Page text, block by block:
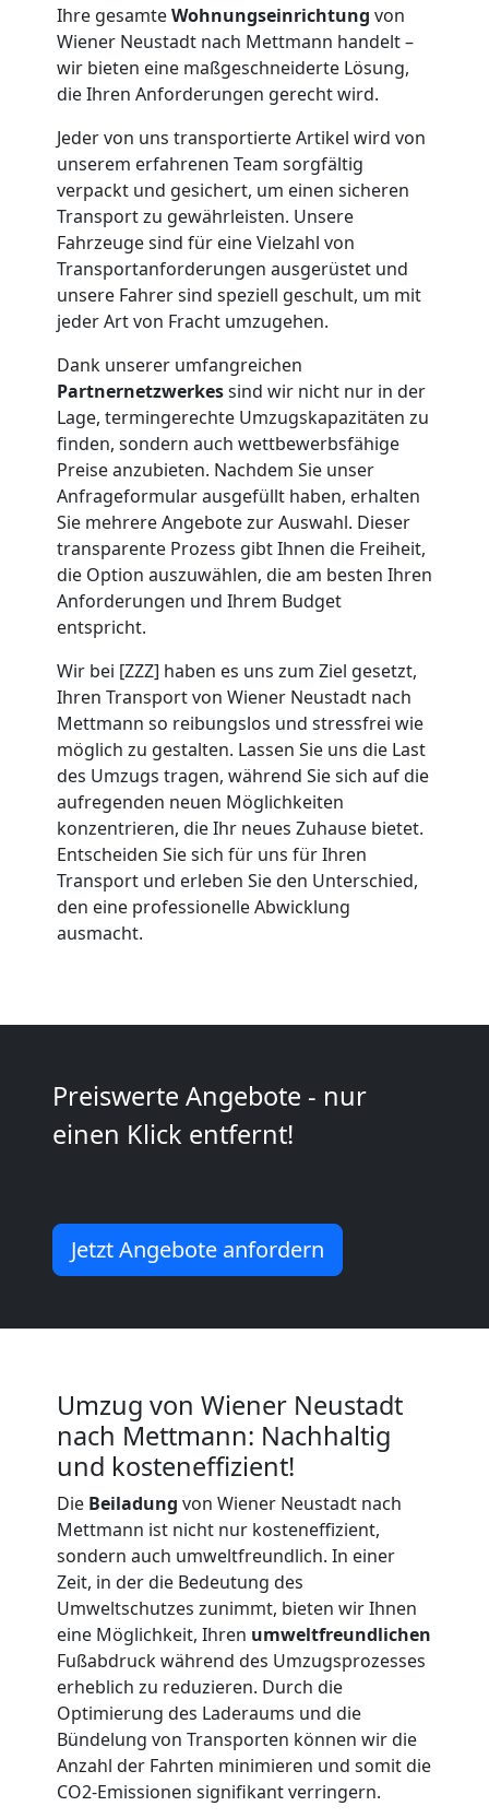
Ihre gesamteWohnungseinrichtung von
Wiener Neustadt nach Mettmann handelt –
wir bieten eine maßgeschneiderte Lösung,
die Ihren Anforderungen gerecht wird.
Jeder von uns transportierte Artikel wird von
unserem erfahrenen Team sorgfältig
verpackt und gesichert, um einen sicheren
Transport zu gewährleisten. Unsere
Fahrzeuge sind für eine Vielzahl von
Transportanforderungen ausgerüstet und
unsere Fahrer sind speziell geschult, um mit
jeder Art von Fracht umzugehen.
Dank unserer umfangreichen
Partnernetzwerkessind wir nicht nur in der
Lage, termingerechte Umzugskapazitäten zu
finden, sondern auch wettbewerbsfähige
Preise anzubieten. Nachdem Sie unser
Anfrageformular ausgefüllt haben, erhalten
Sie mehrere Angebote zur Auswahl. Dieser
transparente Prozess gibt Ihnen die Freiheit,
die Option auszuwählen, die am besten Ihren
Anforderungen und Ihrem Budget
entspricht.
Wir bei [ZZZ] haben es uns zum Ziel gesetzt,
Ihren Transport von Wiener Neustadt nach
Mettmann so reibungslos und stressfrei wie
möglich zu gestalten. Lassen Sie uns die Last
des Umzugs tragen, während Sie sich auf die
aufregenden neuen Möglichkeiten
konzentrieren, die Ihr neues Zuhause bietet.
Entscheiden Sie sich für uns für Ihren
Transport und erleben Sie den Unterschied,
den eine professionelle Abwicklung
ausmacht.
Preiswerte Angebote - nur
einen Klick entfernt!
Jetzt Angebote anfordern
Umzug von Wiener Neustadt
nach Mettmann: Nachhaltig
und kosteneffizient!
Die Beiladung von Wiener Neustadt nach
Mettmann ist nicht nur kosteneffizient,
sondern auch umweltfreundlich. In einer
Zeit, in der die Bedeutung des
Umweltschutzes zunimmt, bieten wir Ihnen
eine Möglichkeit, Ihren umweltfreundlichen
Fußabdruck während des Umzugsprozesses
erheblich zu reduzieren. Durch die
Optimierung des Laderaums und die
Bündelung von Transporten können wir die
Anzahl der Fahrten minimieren und somit die
CO2-Emissionen signifikant verringern.
Kleintransport
Wiener
Neustadt
Möbelmontage
Wiener
Neustadt
Möbeltransport
Wiener
Neustadt
Beiladung
Wiener
Neustadt
Mini
Umzug
Neustadt
Umzug
Mann
LKW
Wiener
Neustadt
Kunsttransport
Wiener
Neustadt
Umzug
Wiener